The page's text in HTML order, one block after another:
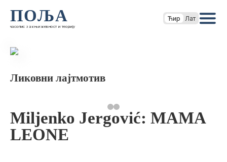
ПОЉА
часопис за књижевност и теорију
Ћир Лат
Ликовни лајтмотив
Miljenko Jergović: MAMA
LEONE